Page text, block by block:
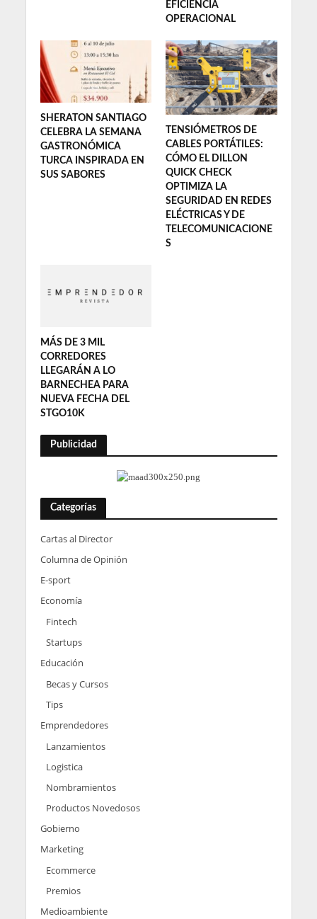
EFICIENCIA
OPERACIONAL
SHERATON SANTIAGO
CELEBRA LA SEMANA
GASTRONÓMICA
TURCA INSPIRADA EN
SUS SABORES
TENSIÓMETROS DE
CABLES PORTÁTILES:
CÓMO EL DILLON
QUICK CHECK
OPTIMIZA LA
SEGURIDAD EN REDES
ELÉCTRICAS Y DE
TELECOMUNICACIONE
S
MÁS DE 3 MIL
CORREDORES
LLEGARÁN A LO
BARNECHEA PARA
NUEVA FECHA DEL
STGO10K
Publicidad
Categorías
Cartas al Director
Columna de Opinión
E-sport
Economía
Fintech
Startups
Educación
Becas y Cursos
Tips
Emprendedores
Lanzamientos
Logistica
Nombramientos
Productos Novedosos
Gobierno
Marketing
Ecommerce
Premios
Medioambiente